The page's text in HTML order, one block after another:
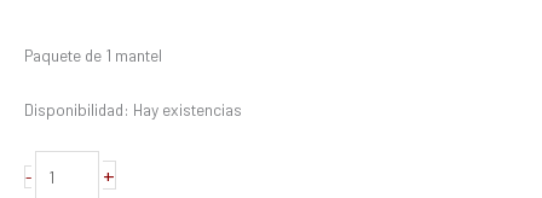
Paquete de 1 mantel
Disponibilidad: Hay existencias
- +